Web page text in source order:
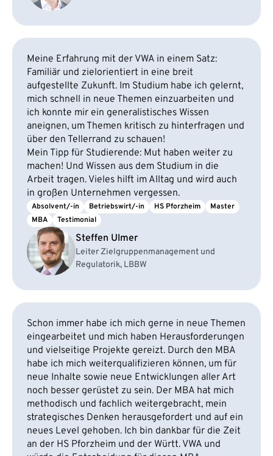
Meine Erfahrung mit der VWA in einem Satz:
Familiär und zielorientiert in eine breit
aufgestellte Zukunft. Im Studium habe ich gelernt,
mich schnell in neue Themen einzuarbeiten und
ich konnte mir ein generalistisches Wissen
aneignen, um Themen kritisch zu hinterfragen und
über den Tellerrand zu schauen!
Mein Tipp für Studierende: Mut haben weiter zu
machen! Und Wissen aus dem Studium in die
Arbeit tragen. Vieles hilft im Alltag und wird auch
in großen Unternehmen vergessen.
Absolvent/-in Betriebswirt/-in HS Pforzheim
Master
MBA
Testimonial
Steffen Ulmer
Leiter Zielgruppenmanagement und
Regulatorik, LBBW
Schon immer habe ich mich gerne in neue Themen
eingearbeitet und mich haben Herausforderungen
und vielseitige Projekte gereizt. Durch den MBA
habe ich mich weiterqualifizieren können, um für
neue Inhalte sowie neue Entwicklungen aller Art
noch besser gerüstet zu sein. Der MBA hat mich
methodisch und fachlich weitergebracht, mein
strategisches Denken herausgefordert und auf ein
neues Level gehoben. Ich bin dankbar für die Zeit
an der HS Pforzheim und der Württ. VWA und